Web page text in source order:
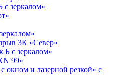
зеркалом»
3К «Север»
Б с зеркалом»
99»
окном и лазерной резкой» с